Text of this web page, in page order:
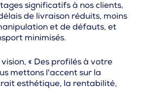
significatifs à nos clients,
de livraison réduits, moins
et de défauts, et
minimisés.
« Des profilés à votre
mettons l'accent sur la
esthétique, la rentabilité,